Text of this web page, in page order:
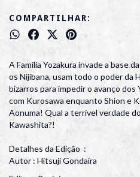
COMPARTILHAR:
A Família Yozakura invade a base
os Nijibana, usam todo o poder da
bizarros para impedir o avanço
com Kurosawa enquanto Shion e
Aonuma! Qual a terrível verdade
Kawashita?!
Detalhes da Edição :
Autor : Hitsuji Gondaira